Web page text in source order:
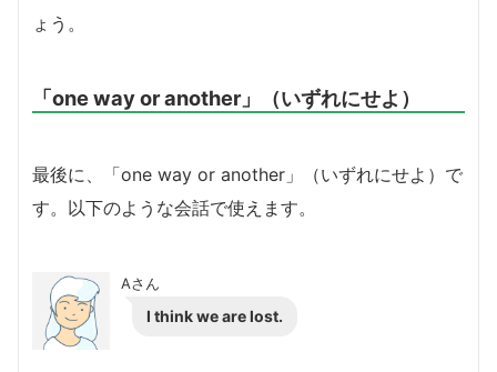
ょう。
「one way or another」（いずれにせよ）
最後に、「one way or another」（いずれにせよ）で
す。以下のような会話で使えます。
Aさん
I think we are lost.